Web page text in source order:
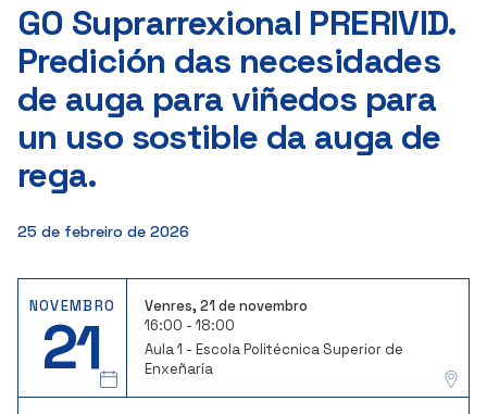
GO Suprarrexional PRERIVID.
Predición das necesidades
de auga para viñedos para
un uso sostible da auga de
rega.
25 de febreiro de 2026
NOVEMBRO
21
Venres, 21 de novembro
16:00 - 18:00
Aula 1 - Escola Politécnica Superior de
Enxeñaría